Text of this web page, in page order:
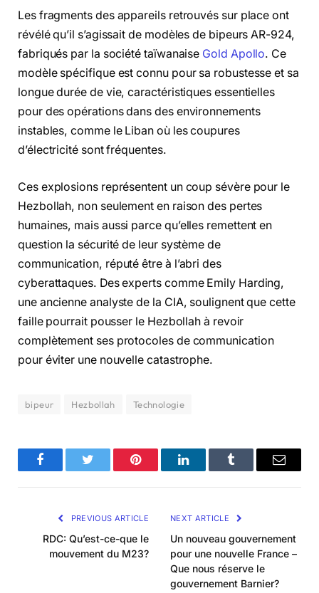
Les fragments des appareils retrouvés sur place ont
révélé qu’il s’agissait de modèles de bipeurs AR-924,
fabriqués par la société taïwanaise Gold Apollo. Ce
modèle spécifique est connu pour sa robustesse et sa
longue durée de vie, caractéristiques essentielles
pour des opérations dans des environnements
instables, comme le Liban où les coupures
d’électricité sont fréquentes.
Ces explosions représentent un coup sévère pour le
Hezbollah, non seulement en raison des pertes
humaines, mais aussi parce qu’elles remettent en
question la sécurité de leur système de
communication, réputé être à l’abri des
cyberattaques. Des experts comme Emily Harding,
une ancienne analyste de la CIA, soulignent que cette
faille pourrait pousser le Hezbollah à revoir
complètement ses protocoles de communication
pour éviter une nouvelle catastrophe.
bipeur Hezbollah Technologie
FacebookTwitter Pinterest LinkedInTumblr Email
PREVIOUS ARTICLE
RDC: Qu’est-ce-que le
mouvement du M23?
NEXT ARTICLE
Un nouveau gouvernement
pour une nouvelle France –
Que nous réserve le
gouvernement Barnier?